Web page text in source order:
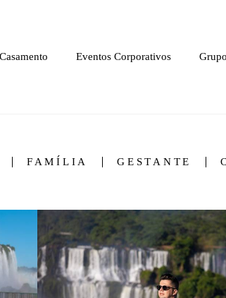
Eventos Corporativos
FAMÍLIA GESTANTE